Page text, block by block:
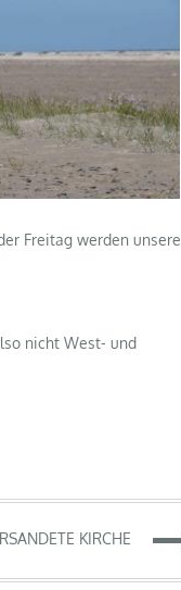
Freitag werden unsere
nicht West- und
KIRCHE